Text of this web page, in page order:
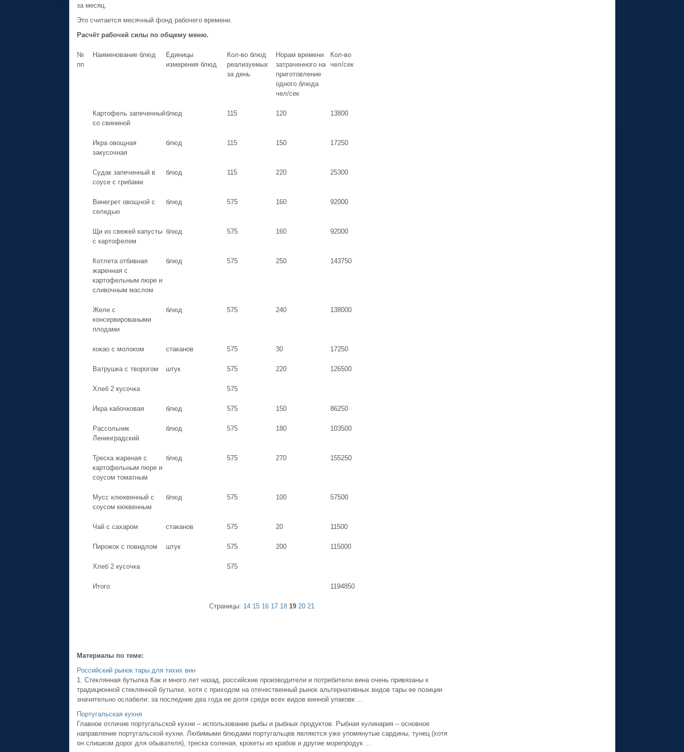
за месяц.
Это считается месячный фонд рабочего времени.
Расчёт рабочей силы по общему меню.
№
пп
Наименование блюд
Единицы
измерения блюд
Кол-во блюд
реализуемых
за день
Норам времени
затраченного на
приготовление
одного блюда
чел/сек
Кол-во
чел/сек
Картофель запеченный
со свининой
блюд 115 120 13800
Икра овощная
закусочная
блюд 115 150 17250
Судак запеченный в
соусе с грибами
блюд 115 220 25300
Винегрет овощной с
селедью
блюд 575 160 92000
Щи из свежей капусты
с картофелем
блюд 575 160 92000
Котлета отбивная
жаренная с
картофельным пюре и
сливочным маслом
блюд 575 250 143750
Желе с
консервироваными
плодами
блюд 575 240 138000
кокао с молоком стаканов 575 30 17250
Ватрушка с творогом штук 575 220 126500
Хлеб 2 кусочка 575
Икра кабочковая блюд 575 150 86250
Рассольник
Ленинградский
блюд 575 180 103500
Треска жареная с
картофельным пюре и
соусом томатным
блюд 575 270 155250
Мусс клюквенный с
соусом кюквенным
блюд 575 100 57500
Чай с сахаром стаканов 575 20 11500
Пирожок с повидлом штук 575 200 115000
Хлеб 2 кусочка 575
Итого 1194850
Страницы: 14 15 16 17 18 19 20 21
Материалы по теме:
Российский рынок тары для тихих вин
1. Стеклянная бутылка Как и много лет назад, российские производители и потребители вина очень привязаны к
традиционной стеклянной бутылке, хотя с приходом на отечественный рынок альтернативных видов тары ее позиции
значительно ослабели: за последние два года ее доля среди всех видов винной упаковк ...
Португальская кухня
Главное отличие португальской кухни – использование рыбы и рыбных продуктов. Рыбная кулинария – основное
направление португальской кухни. Любимыми блюдами португальцев являются уже упомянутые сардины, тунец (хотя
он слишком дорог для обывателя), треска соленая, крокеты из крабов и другие морепродук ...